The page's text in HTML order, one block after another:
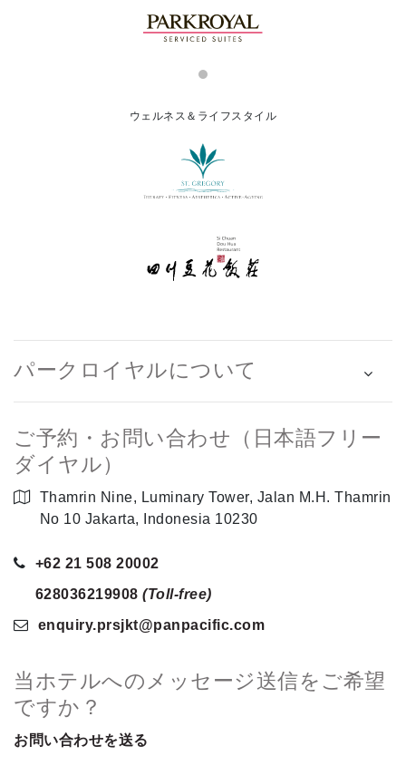
ウェルネス＆ライフスタイル
パークロイヤルについて
ご予約・お問い合わせ（日本語フリー
ダイヤル）
Thamrin Nine, Luminary Tower, Jalan M.H. Thamrin
No 10 Jakarta, Indonesia 10230
+62 21 508 20002
628036219908 (Toll-free)
enquiry.prsjkt@panpacific.com
当ホテルへのメッセージ送信をご希望
ですか？
お問い合わせを送る